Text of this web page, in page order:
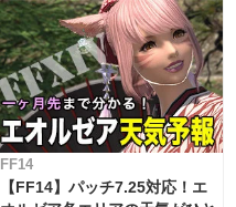
FF14
【FF14】パッチ7.25対応！エ